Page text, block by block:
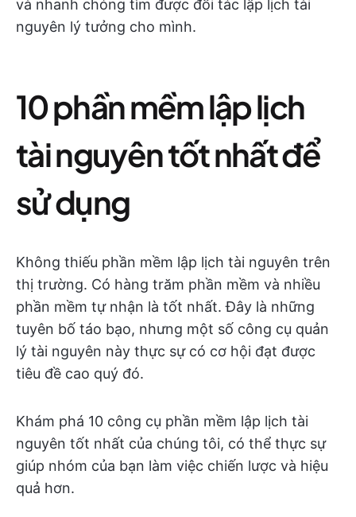
và nhanh chóng tìm được đối tác lập lịch tài
nguyên lý tưởng cho mình.
10 phần mềm lập lịch
tài nguyên tốt nhất để
sử dụng
Không thiếu phần mềm lập lịch tài nguyên trên
thị trường. Có hàng trăm phần mềm và nhiều
phần mềm tự nhận là tốt nhất. Đây là những
tuyên bố táo bạo, nhưng một số công cụ quản
lý tài nguyên này thực sự có cơ hội đạt được
tiêu đề cao quý đó.
Khám phá 10 công cụ phần mềm lập lịch tài
nguyên tốt nhất của chúng tôi, có thể thực sự
giúp nhóm của bạn làm việc chiến lược và hiệu
quả hơn.